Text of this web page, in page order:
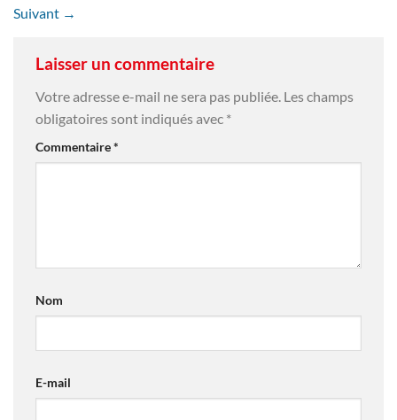
Suivant →
Laisser un commentaire
Votre adresse e-mail ne sera pas publiée. Les champs
obligatoires sont indiqués avec *
Commentaire*
Nom
E-mail